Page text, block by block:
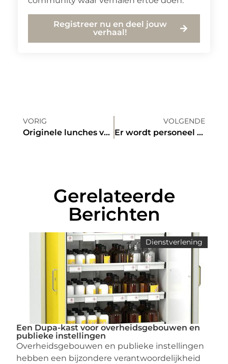
Registreer nu en deel jouw
verhaal!
VORIG
Originele lunches voor zowel bedrijven als thuis
VOLGENDE
Er wordt personeel gezocht in Zaandam
Gerelateerde
Berichten
Dienstverlening
Een Dupa-kast voor overheidsgebouwen en
publieke instellingen
Overheidsgebouwen en publieke instellingen
hebben een bijzondere verantwoordelijkheid